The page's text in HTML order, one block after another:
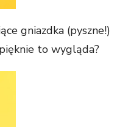
gniazdka (pyszne!)
to wygląda?